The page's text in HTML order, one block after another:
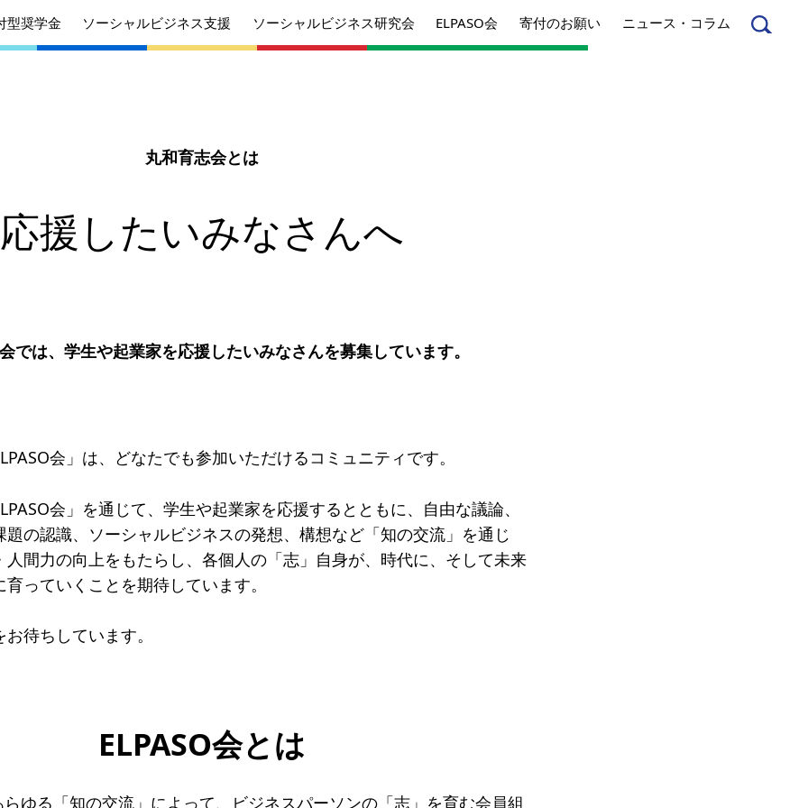
えている
へ
ねらい
研究会一覧
会とは
入会案内
会員限定ページ
寄付支援者
コラム
型奨学金 ソーシャルビジネス支援 ソーシャルビジネス研究会 ELPASO会 寄付のお願い ニュース・コラム
丸和育志会とは
応援したいみなさんへ
では、学生や起業家を応援したいみなさんを募集しています。
会」は、どなたでも参加いただけるコミュニティです。
会」を通じて、学生や起業家を応援するとともに、自由な議論、
題の認識、ソーシャルビジネスの発想、構想など「知の交流」を通じ
人間力の向上をもたらし、各個人の「志」自身が、時代に、そして未来
っていくことを期待しています。
待ちしています。
ELPASO会とは
らゆる「知の交流」によって、ビジネスパーソンの「志」を育む会員組